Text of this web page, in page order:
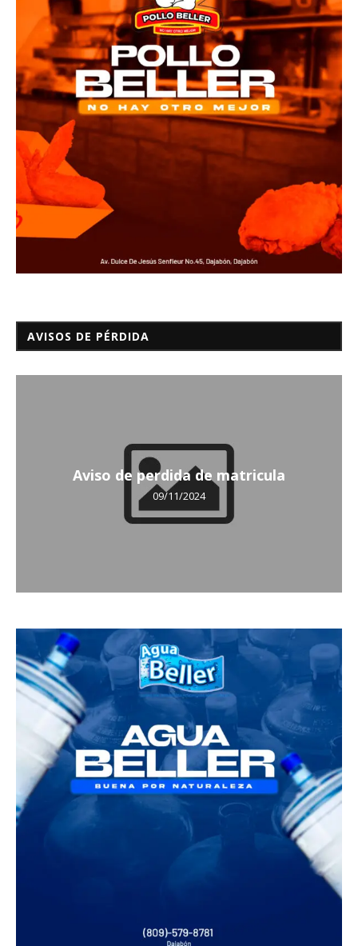
AVISOS DE PÉRDIDA
Aviso de perdida de matricula
09/11/2024